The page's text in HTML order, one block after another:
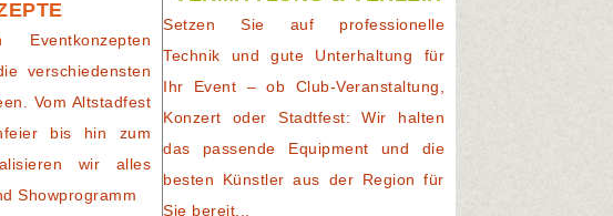
Eventkonzepten
verschiedensten
Vom Altstadfest
bis hin zum
wir alles
Showprogramm
Setzen Sie auf professionelle
Technik und gute Unterhaltung für
Ihr Event – ob Club-Veranstaltung,
Konzert oder Stadtfest: Wir halten
das passende Equipment und die
besten Künstler aus der Region für
Sie bereit...